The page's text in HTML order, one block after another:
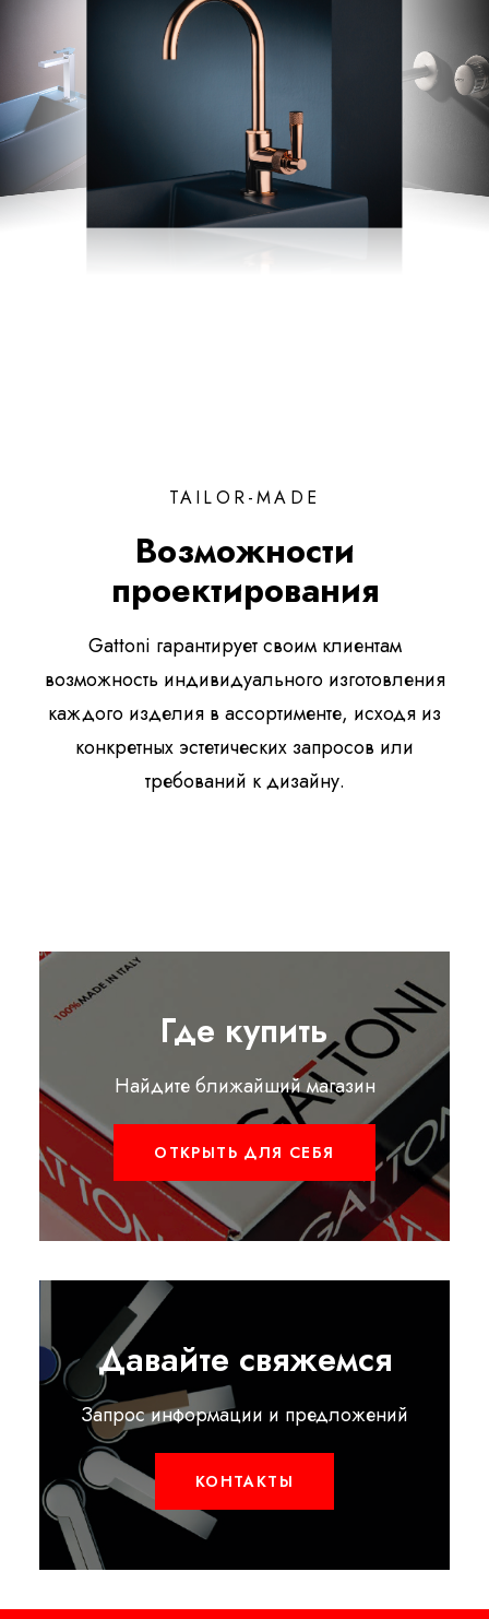
TAILOR-MADE
Возможности
проектирования
Gattoni гарантирует своим клиентам
возможность индивидуального изготовления
каждого изделия в ассортименте, исходя из
конкретных эстетических запросов или
требований к дизайну.
Где купить
Найдите ближайший магазин
ОТКРЫТЬ ДЛЯ СЕБЯ
Давайте свяжемся
Запрос информации и предложений
КОНТАКТЫ